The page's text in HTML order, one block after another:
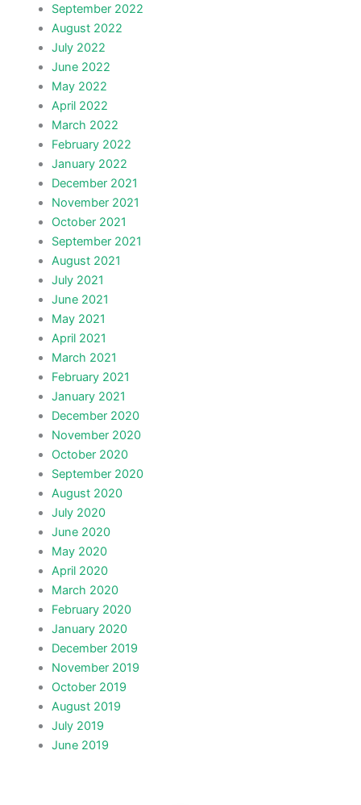
September 2022
August 2022
July 2022
June 2022
May 2022
April 2022
March 2022
February 2022
January 2022
December 2021
November 2021
October 2021
September 2021
August 2021
July 2021
June 2021
May 2021
April 2021
March 2021
February 2021
January 2021
December 2020
November 2020
October 2020
September 2020
August 2020
July 2020
June 2020
May 2020
April 2020
March 2020
February 2020
January 2020
December 2019
November 2019
October 2019
August 2019
July 2019
June 2019